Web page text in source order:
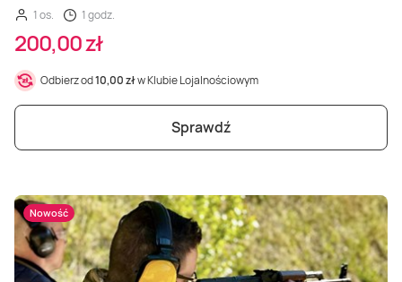
1 os.
1 godz.
200,00 zł
Odbierz od10,00 złw Klubie Lojalnościowym
Sprawdź
Nowość